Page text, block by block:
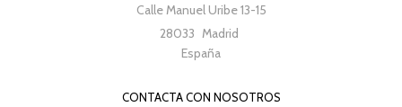
Calle Manuel Uribe 13-15
28033 Madrid
España
CONTACTA CON NOSOTROS